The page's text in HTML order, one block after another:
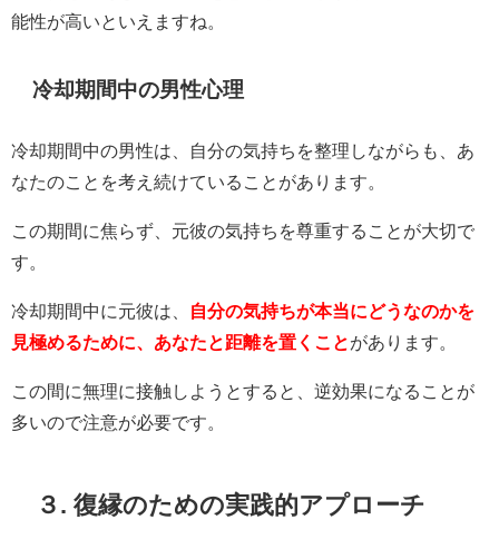
能性が高いといえますね。
冷却期間中の男性心理
冷却期間中の男性は、自分の気持ちを整理しながらも、あ
なたのことを考え続けていることがあります。
この期間に焦らず、元彼の気持ちを尊重することが大切で
す。
冷却期間中に元彼は、
自分の気持ちが本当にどうなのかを
見極めるために、あなたと距離を置くことがあります。
この間に無理に接触しようとすると、逆効果になることが
多いので注意が必要です。
３. 復縁のための実践的アプローチ